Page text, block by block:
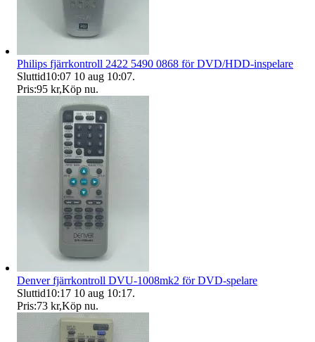
Philips fjärrkontroll 2422 5490 0868 för DVD/HDD-inspelare
Sluttid10:07 10 aug 10:07.
Pris:95 kr,Köp nu.
Denver fjärrkontroll DVU-1008mk2 för DVD-spelare
Sluttid10:17 10 aug 10:17.
Pris:73 kr,Köp nu.